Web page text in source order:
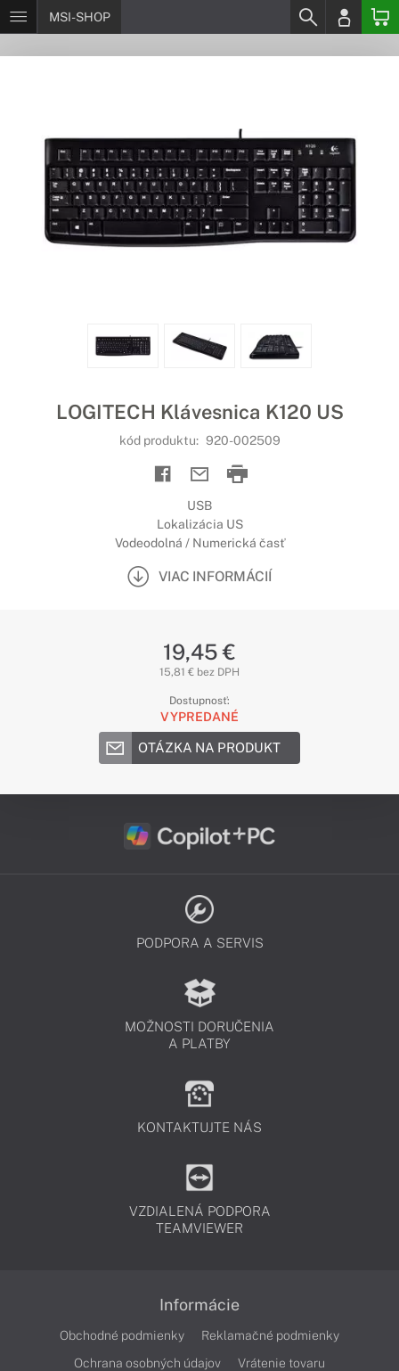
MSI-SHOP
LOGITECH Klávesnica K120 US
kód produktu: 920-002509
USB
Lokalizácia US
Vodeodolná / Numerická časť
VIAC INFORMÁCIÍ
19,45 €
15,81 € bez DPH
Dostupnosť:
VYPREDANÉ
OTÁZKA NA PRODUKT
PODPORA A SERVIS
MOŽNOSTI DORUČENIA
A PLATBY
KONTAKTUJTE NÁS
VZDIALENÁ PODPORA
TEAMVIEWER
Informácie
Obchodné podmienky
Reklamačné podmienky
Ochrana osobných údajov
Vrátenie tovaru